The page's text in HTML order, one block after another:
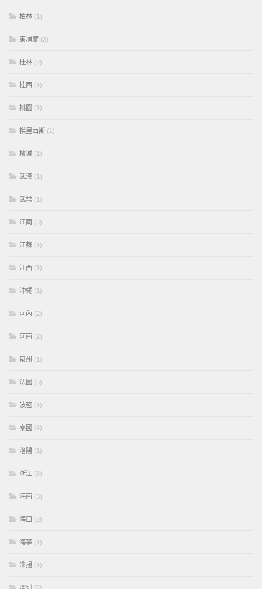
柏林 (1)
柬埔寨 (2)
桂林 (2)
桂西 (1)
桃園 (1)
模里西斯 (1)
檳城 (1)
武漢 (1)
武當 (1)
江南 (3)
江蘇 (1)
江西 (1)
沖繩 (1)
河內 (2)
河南 (2)
泉州 (1)
法國 (5)
波密 (1)
泰國 (4)
洛陽 (1)
浙江 (8)
海南 (3)
海口 (2)
海寧 (1)
淮揚 (1)